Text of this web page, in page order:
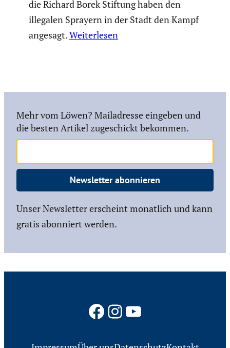
die Richard Borek Stiftung haben den
illegalen Sprayern in der Stadt den Kampf
angesagt.Weiterlesen
Mehr vom Löwen? Mailadresse eingeben und
die besten Artikel zugeschickt bekommen.
Newsletter abonnieren
Unser Newsletter erscheint monatlich und kann
gratis abonniert werden.
Facebook
Instagram
YouTube